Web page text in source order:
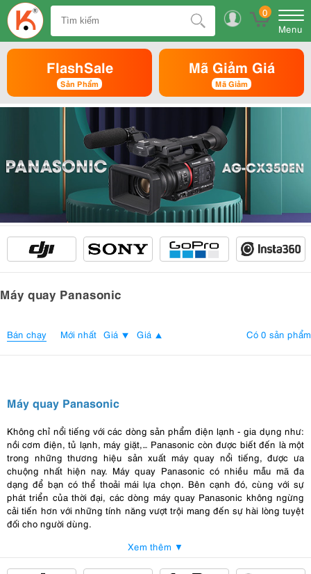
0
Menu
FlashSale
Sản Phẩm
Mã Giảm Giá
Mã Giảm
Máy quay Panasonic
Bán chạy Mới nhất Giá Giá Có 0 sản phẩm
Máy quay Panasonic
Không chỉ nổi tiếng với các dòng sản phẩm điện lạnh - gia dụng như:
nồi cơm điện, tủ lạnh, máy giặt,… Panasonic còn được biết đến là một
trong những thương hiệu sản xuất máy quay nổi tiếng, được ưa
chuộng nhất hiện nay. Máy quay Panasonic có nhiều mẫu mã đa
dạng để bạn có thể thoải mái lựa chọn. Bên cạnh đó, cùng với sự
phát triển của thời đại, các dòng máy quay Panasonic không ngừng
cải tiến hơn với những tính năng vượt trội mang đến sự hài lòng tuyệt
đối cho người dùng.
Ưu điểm của máy quay Panasonic
Xem thêm ▼